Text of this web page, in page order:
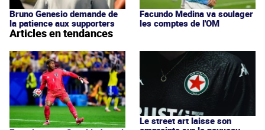
Bruno Genesio demande de
la patience aux supporters
Facundo Medina va soulager
les comptes de l'OM
Articles en tendances
Le street art laisse son